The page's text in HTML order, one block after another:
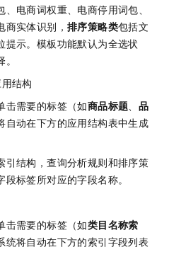
电商词权重、电商停用词包、
实体识别， 排序策略类包括文
提示。模板功能默认为全选状
结构
击需要的标签（如商品标题
品
自动在下方的应用结构表中生成
引结构，查询分析规则和排序策
标签所对应的字段名称。
击需要的标签（如类目名称索
统将自动在下方的索引字段列表